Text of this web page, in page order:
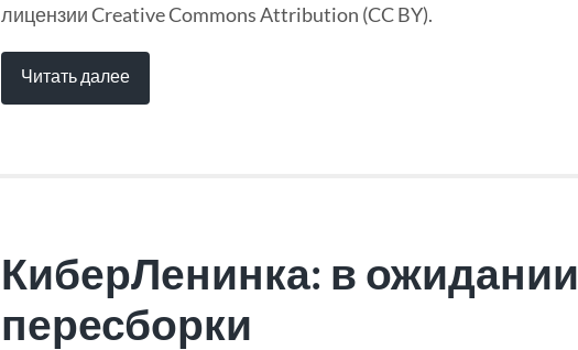
лицензии Creative Commons Attribution (CC BY).
Читать далее
КиберЛенинка: в ожидании
пересборки